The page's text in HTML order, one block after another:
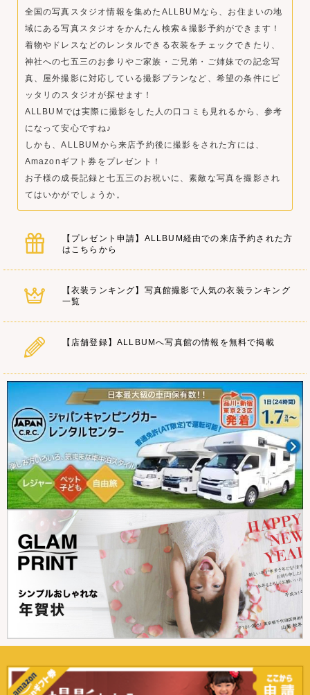
全国の写真スタジオ情報を集めたALLBUMなら、お住まいの地
域にある写真スタジオをかんたん検索＆撮影予約ができます！
着物やドレスなどのレンタルできる衣装をチェックできたり、
神社への七五三のお参りやご家族・ご兄弟・ご姉妹での記念写
真、屋外撮影に対応している撮影プランなど、希望の条件にピ
ッタリのスタジオが探せます！
ALLBUMでは実際に撮影をした人の口コミも見れるから、参考
になって安心ですね♪
しかも、ALLBUMから来店予約後に撮影をされた方には、
Amazonギフト券をプレゼント！
お子様の成長記録と七五三のお祝いに、素敵な写真を撮影され
てはいかがでしょうか。
【プレゼント申請】ALLBUM経由での来店予約された方
はこちらから
【衣装ランキング】写真館撮影で人気の衣装ランキング
一覧
【店舗登録】ALLBUMへ写真館の情報を無料で掲載